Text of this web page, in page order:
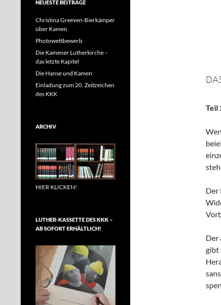
Teil
Der
Der
gibt
NEUESTE BEITRÄGE
Christina Greeven-Bierkämper
über Kamen
Photowettbewerb
Die Kamener Lutherkirche –
das letzte Kapitel
Die Hanse und Kamen
Einladung zum 20. Zeitzeichen
des KKK
ARCHIV
HIER KLICKEN!
LUTHER-KASSETTE DES KKK –
AB SOFORT ERHÄLTLICH!